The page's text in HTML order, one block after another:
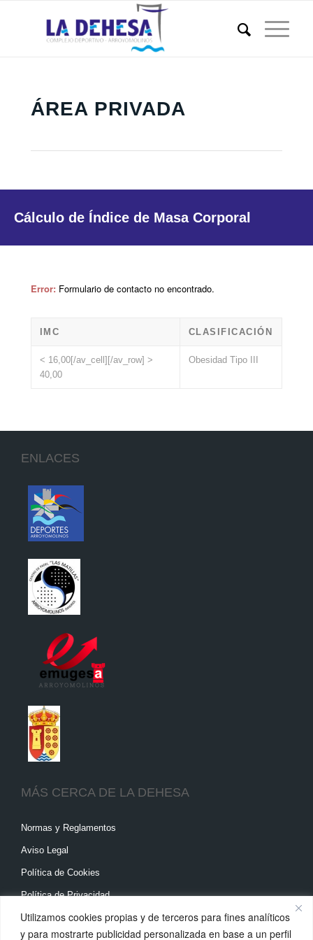
Utilizamos cookies propias y de terceros para fines analíticos
y para mostrarte publicidad personalizada en base a un perfil
ÁREA PRIVADA
Cálculo de Índice de Masa Corporal
Error: Formulario de contacto no encontrado.
IMC CLASIFICACIÓN
< 16,00[/av_cell][/av_row] >
40,00
Obesidad Tipo III
ENLACES
MÁS CERCA DE LA DEHESA
Normas y Reglamentos
Aviso Legal
Política de Cookies
Política de Privacidad
DÓNDE ENCONTRARNOS